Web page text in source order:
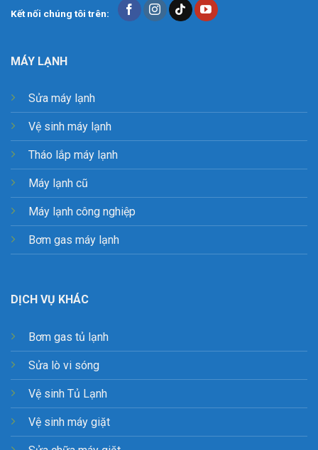
Kết nối chúng tôi trên:
MÁY LẠNH
Sửa máy lạnh
Vệ sinh máy lạnh
Tháo lắp máy lạnh
Máy lạnh cũ
Máy lạnh công nghiệp
Bơm gas máy lạnh
DỊCH VỤ KHÁC
Bơm gas tủ lạnh
Sửa lò vi sóng
Vệ sinh Tủ Lạnh
Vệ sinh máy giặt